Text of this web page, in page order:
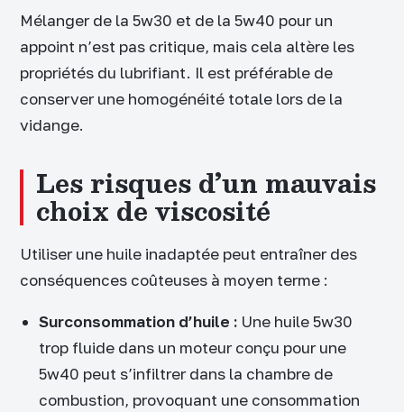
Mélanger de la 5w30 et de la 5w40 pour un
appoint n’est pas critique, mais cela altère les
propriétés du lubrifiant. Il est préférable de
conserver une homogénéité totale lors de la
vidange.
Les risques d’un mauvais
choix de viscosité
Utiliser une huile inadaptée peut entraîner des
conséquences coûteuses à moyen terme :
Surconsommation d’huile :Une huile 5w30
trop fluide dans un moteur conçu pour une
5w40 peut s’infiltrer dans la chambre de
combustion, provoquant une consommation